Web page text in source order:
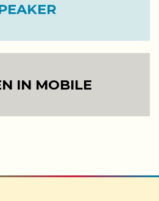
IN MOBILE